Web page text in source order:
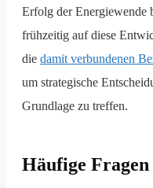
Erfolg der Energiewende
frühzeitig auf diese
die damit verbundenen
um strategische
Grundlage zu treffen.
Häufige Fragen